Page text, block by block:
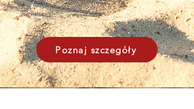
Poznaj szczegóły